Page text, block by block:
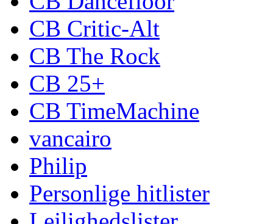
CB Critic-Alt
CB The Rock
CB 25+
CB TimeMachine
vancairo
Philip
Personlige hitlister